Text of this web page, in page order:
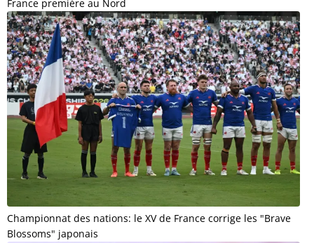
France première au Nord
Championnat des nations: le XV de France corrige les "Brave
Blossoms" japonais